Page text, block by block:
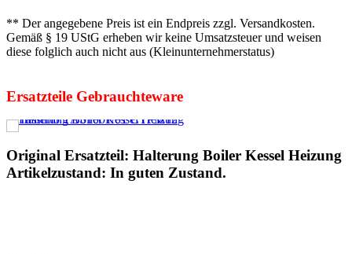
** Der angegebene Preis ist ein Endpreis zzgl. Versandkosten.
Gemäß § 19 UStG erheben wir keine Umsatzsteuer und weisen
diese folglich auch nicht aus (Kleinunternehmerstatus)
Ersatzteile Gebrauchteware
Original Ersatzteil: Halterung Boiler Kessel Heizung
Artikelzustand: In guten Zustand.